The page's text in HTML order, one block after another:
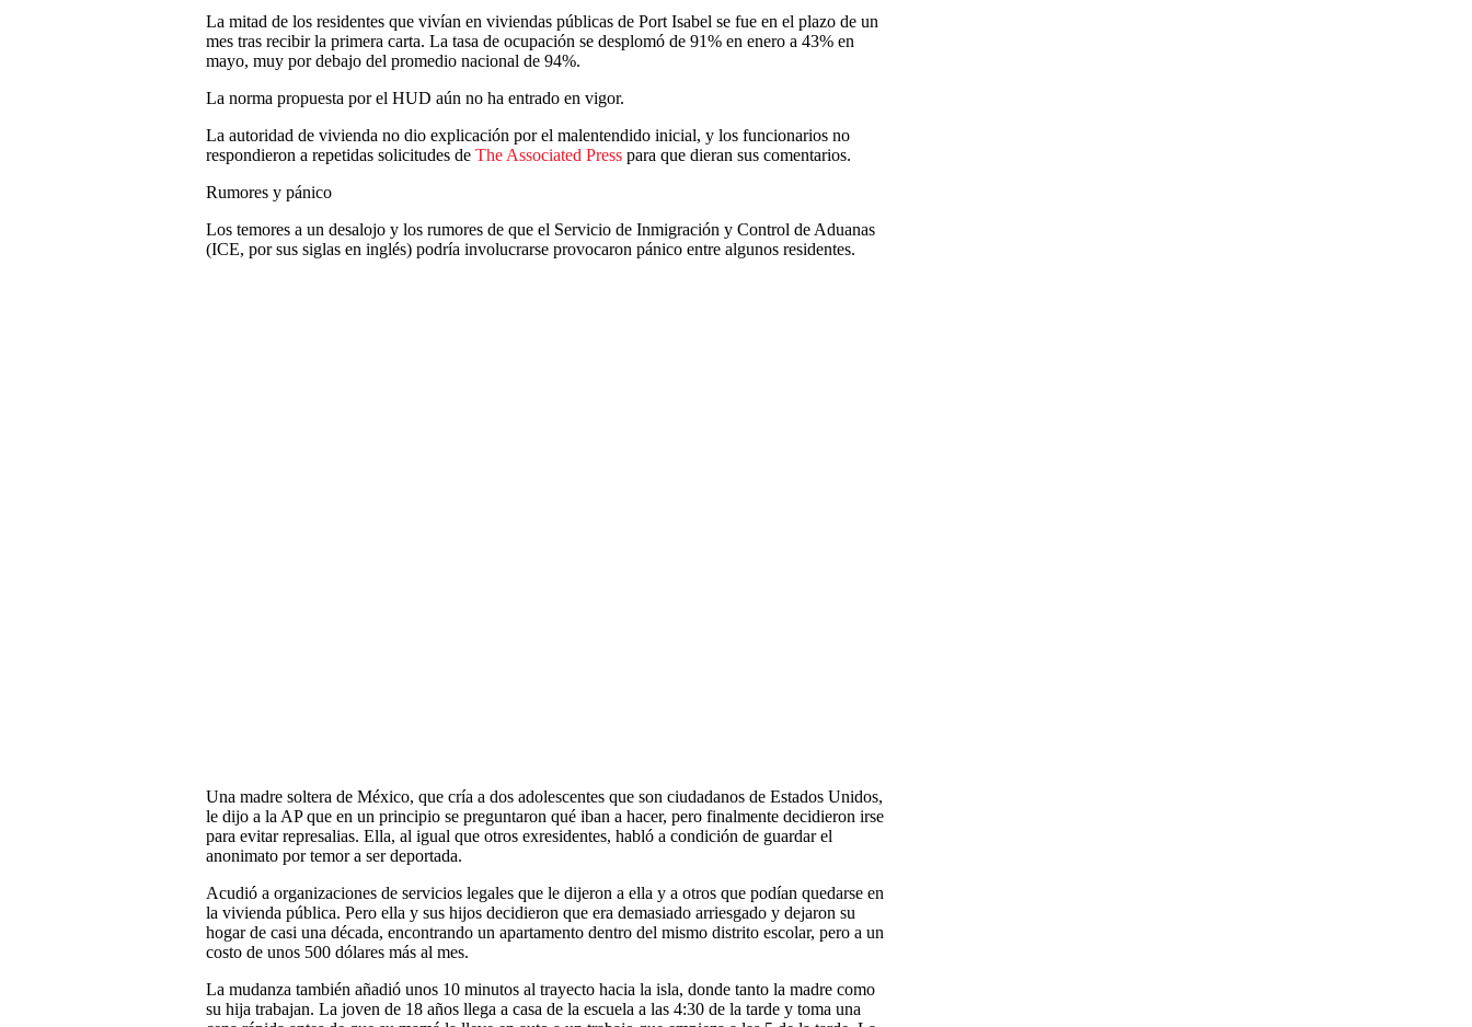
La mitad de los residentes que vivían en viviendas públicas de Port Isabel se fue en el plazo de un
mes tras recibir la primera carta. La tasa de ocupación se desplomó de 91% en enero a 43% en
mayo, muy por debajo del promedio nacional de 94%.
La norma propuesta por el HUD aún no ha entrado en vigor.
La autoridad de vivienda no dio explicación por el malentendido inicial, y los funcionarios no
respondieron a repetidas solicitudes de The Associated Press para que dieran sus comentarios.
Rumores y pánico
Los temores a un desalojo y los rumores de que el Servicio de Inmigración y Control de Aduanas
(ICE, por sus siglas en inglés) podría involucrarse provocaron pánico entre algunos residentes.
Una madre soltera de México, que cría a dos adolescentes que son ciudadanos de Estados Unidos,
le dijo a la AP que en un principio se preguntaron qué iban a hacer, pero finalmente decidieron irse
para evitar represalias. Ella, al igual que otros exresidentes, habló a condición de guardar el
anonimato por temor a ser deportada.
Acudió a organizaciones de servicios legales que le dijeron a ella y a otros que podían quedarse en
la vivienda pública. Pero ella y sus hijos decidieron que era demasiado arriesgado y dejaron su
hogar de casi una década, encontrando un apartamento dentro del mismo distrito escolar, pero a un
costo de unos 500 dólares más al mes.
La mudanza también añadió unos 10 minutos al trayecto hacia la isla, donde tanto la madre como
su hija trabajan. La joven de 18 años llega a casa de la escuela a las 4:30 de la tarde y toma una